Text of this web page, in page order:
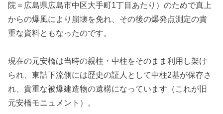
院＝広島県広島市中区大手町1丁目あたり）のためで真上
からの爆風により崩壊を免れ、その後の爆発点測定の貴
重な資料ともなったのです。
現在の元安橋は当時の親柱・中柱をそのまま利用し架け
られ、東詰下流側には歴史の証人として中柱2基が保存さ
れ、貴重な被爆建造物の遺構になっています（これが旧
元安橋モニュメント）。